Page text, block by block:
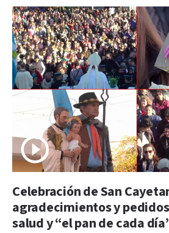
Celebración de San
agradecimientos y
salud y “el pan de cada